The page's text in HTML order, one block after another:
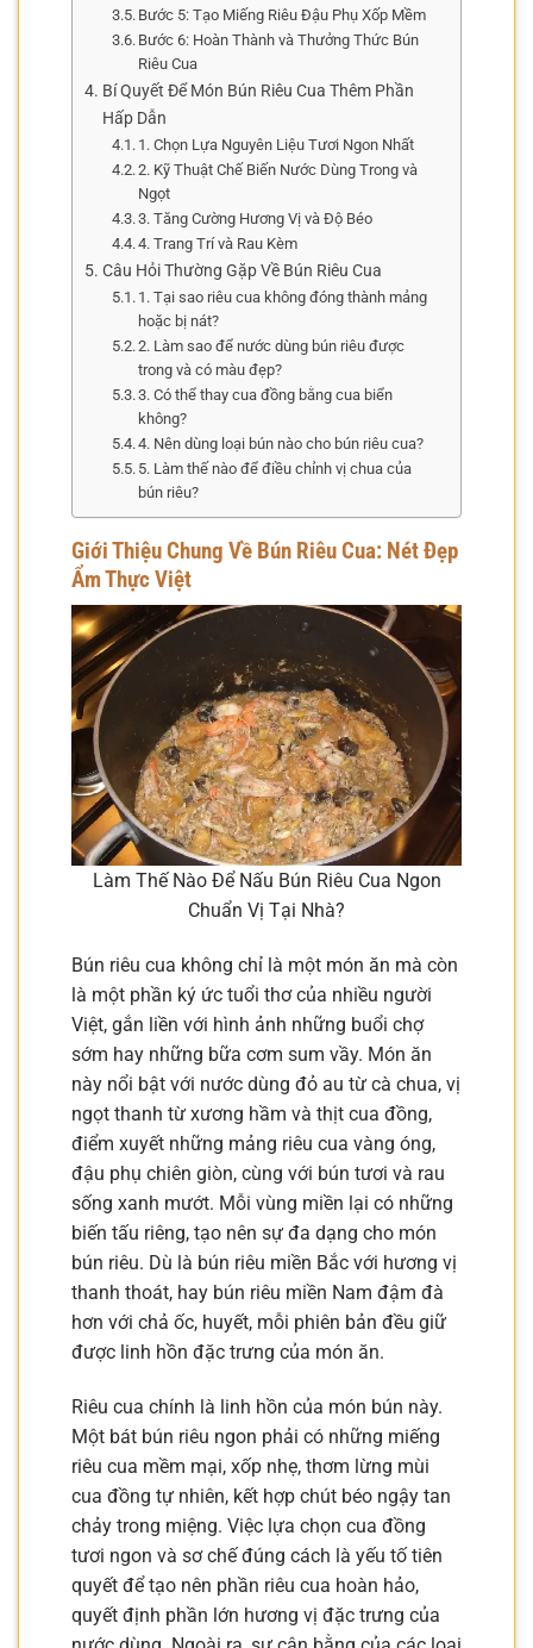
Bước 5: Tạo Miếng Riêu Đậu Phụ Xốp Mềm
Bước 6: Hoàn Thành và Thưởng Thức Bún
Riêu Cua
Bí Quyết Để Món Bún Riêu Cua Thêm Phần
Hấp Dẫn
1. Chọn Lựa Nguyên Liệu Tươi Ngon Nhất
2. Kỹ Thuật Chế Biến Nước Dùng Trong và
Ngọt
3. Tăng Cường Hương Vị và Độ Béo
4. Trang Trí và Rau Kèm
Câu Hỏi Thường Gặp Về Bún Riêu Cua
1. Tại sao riêu cua không đóng thành mảng
hoặc bị nát?
2. Làm sao để nước dùng bún riêu được
trong và có màu đẹp?
3. Có thể thay cua đồng bằng cua biển
không?
4. Nên dùng loại bún nào cho bún riêu cua?
5. Làm thế nào để điều chỉnh vị chua của
bún riêu?
Giới Thiệu Chung Về Bún Riêu Cua: Nét Đẹp
Ẩm Thực Việt
Làm Thế Nào Để Nấu Bún Riêu Cua Ngon
Chuẩn Vị Tại Nhà?
Bún riêu cua không chỉ là một món ăn mà còn
là một phần ký ức tuổi thơ của nhiều người
Việt, gắn liền với hình ảnh những buổi chợ
sớm hay những bữa cơm sum vầy. Món ăn
này nổi bật với nước dùng đỏ au từ cà chua, vị
ngọt thanh từ xương hầm và thịt cua đồng,
điểm xuyết những mảng riêu cua vàng óng,
đậu phụ chiên giòn, cùng với bún tươi và rau
sống xanh mướt. Mỗi vùng miền lại có những
biến tấu riêng, tạo nên sự đa dạng cho món
bún riêu. Dù là bún riêu miền Bắc với hương vị
thanh thoát, hay bún riêu miền Nam đậm đà
hơn với chả ốc, huyết, mỗi phiên bản đều giữ
được linh hồn đặc trưng của món ăn.
Riêu cua chính là linh hồn của món bún này.
Một bát bún riêu ngon phải có những miếng
riêu cua mềm mại, xốp nhẹ, thơm lừng mùi
cua đồng tự nhiên, kết hợp chút béo ngậy tan
chảy trong miệng. Việc lựa chọn cua đồng
tươi ngon và sơ chế đúng cách là yếu tố tiên
quyết để tạo nên phần riêu cua hoàn hảo,
quyết định phần lớn hương vị đặc trưng của